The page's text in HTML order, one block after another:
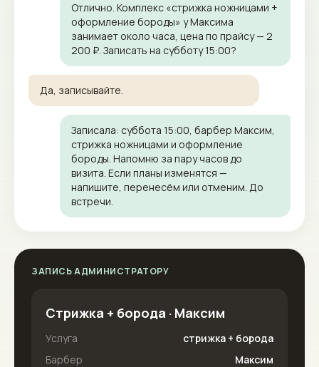
Отлично. Комплекс «стрижка ножницами +
оформление бороды» у Максима
занимает около часа, цена по прайсу — 2
200 ₽. Записать на субботу 15:00?
Да, записывайте.
Записала: суббота 15:00, барбер Максим,
стрижка ножницами и оформление
бороды. Напомню за пару часов до
визита. Если планы изменятся —
напишите, перенесём или отменим. До
встречи.
ЗАПИСЬ АДМИНИСТРАТОРУ
Стрижка + борода · Максим
Услуга
стрижка + борода
Барбер
Максим